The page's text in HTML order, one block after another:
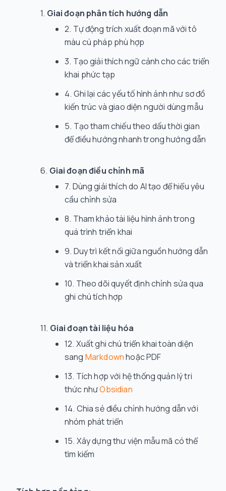
Giai đoạn phân tích hướng dẫn
Tự động trích xuất đoạn mã với tô
màu cú pháp phù hợp
Tạo giải thích ngữ cảnh cho các triển
khai phức tạp
Ghi lại các yếu tố hình ảnh như sơ đồ
kiến trúc và giao diện người dùng mẫu
Tạo tham chiếu theo dấu thời gian
để điều hướng nhanh trong hướng dẫn
Giai đoạn điều chỉnh mã
Dùng giải thích do AI tạo để hiểu yêu
cầu chỉnh sửa
Tham khảo tài liệu hình ảnh trong
quá trình triển khai
Duy trì kết nối giữa nguồn hướng dẫn
và triển khai sản xuất
Theo dõi quyết định chỉnh sửa qua
ghi chú tích hợp
Giai đoạn tài liệu hóa
Xuất ghi chú triển khai toàn diện
sang Markdownhoặc PDF
Tích hợp với hệ thống quản lý tri
thức nhưObsidian
Chia sẻ điều chỉnh hướng dẫn với
nhóm phát triển
Xây dựng thư viện mẫu mã có thể
tìm kiếm